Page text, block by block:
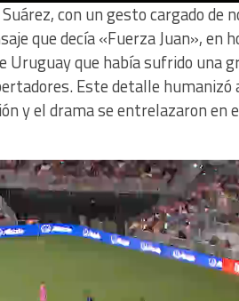
con un gesto cargado de
que decía «Fuerza Juan», en
Uruguay que había sufrido una
Este detalle humanizó
y el drama se entrelazaron en